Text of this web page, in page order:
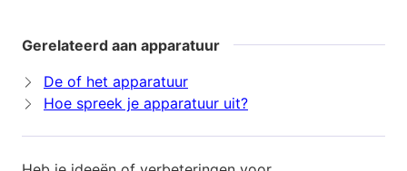
Gerelateerd aan apparatuur
De of het apparatuur
Hoe spreek je apparatuur uit?